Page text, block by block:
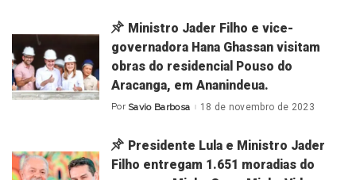
Ministro Jader Filho e vice-
governadora Hana Ghassan visitam
obras do residencial Pouso do
Aracanga, em Ananindeua.
Posted
Por Savio Barbosa 18 de novembro de 2023
Presidente Lula e Ministro Jader
Filho entregam 1.651 moradias do